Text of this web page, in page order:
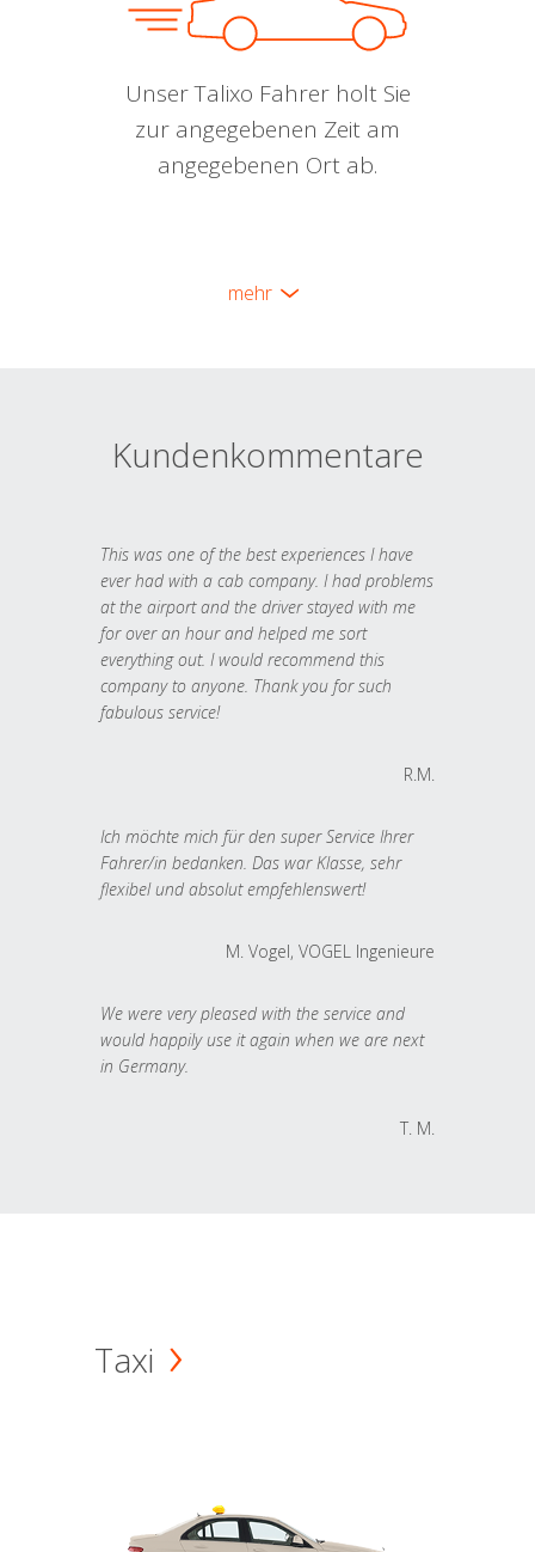
Unser Talixo Fahrer holt Sie
zur angegebenen Zeit am
angegebenen Ort ab.
mehr
Kundenkommentare
This was one of the best experiences I have
ever had with a cab company. I had problems
at the airport and the driver stayed with me
for over an hour and helped me sort
everything out. I would recommend this
company to anyone. Thank you for such
fabulous service!
R.M.
Ich möchte mich für den super Service Ihrer
Fahrer/in bedanken. Das war Klasse, sehr
flexibel und absolut empfehlenswert!
M. Vogel, VOGEL Ingenieure
We were very pleased with the service and
would happily use it again when we are next
in Germany.
T. M.
Taxi